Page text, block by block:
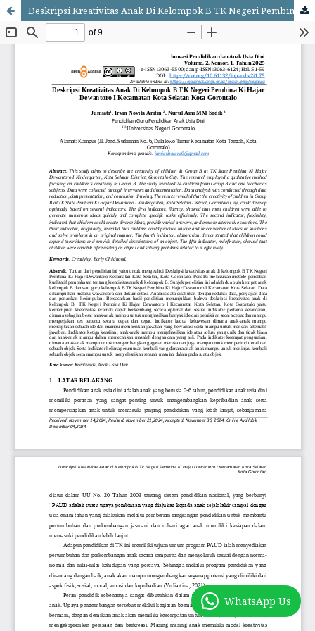
Deskripsi Kreativitas Anak Di Kelompok B TK Negeri Pembina Ki Hajar Dewantoro I Kecamatan Kota Selatan Kota Gorontalo
WhatsApp Us